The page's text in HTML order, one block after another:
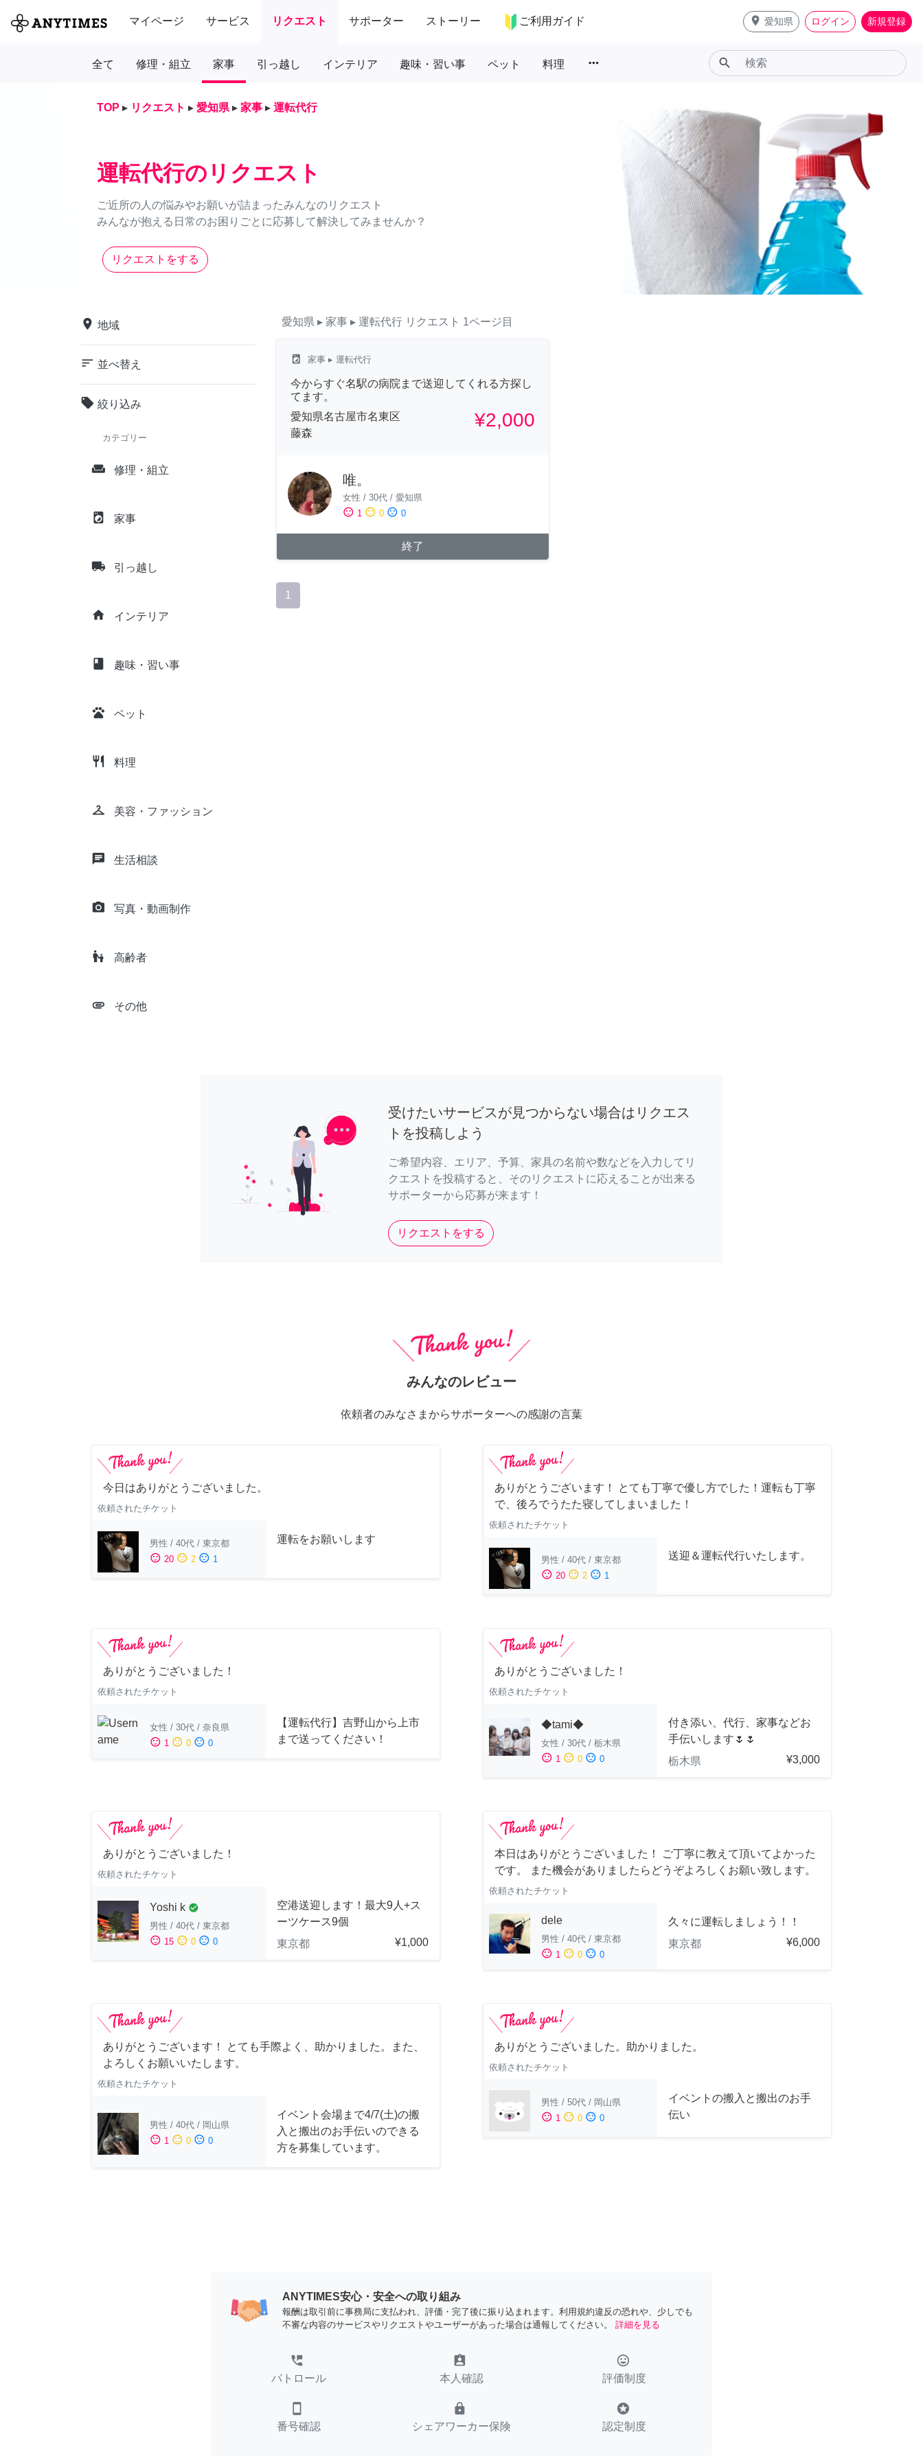
マイページ サービス リクエスト サポーター ストーリー ご利用ガイド place 愛知県 ログイン 新規登録
全て 修理・組立 家事 引っ越し インテリア 趣味・習い事 ペット 料理 more_horiz search
TOP ▸ リクエスト ▸ 愛知県 ▸ 家事 ▸ 運転代行
運転代行のリクエスト
ご近所の人の悩みやお願いが詰まったみんなのリクエスト
みんなが抱える日常のお困りごとに応募して解決してみませんか？
リクエストをする
place 地域
sort 並べ替え
local_offer 絞り込み
カテゴリー
weekend 修理・組立
local_laundry_service 家事
local_shipping 引っ越し
home インテリア
class 趣味・習い事
pets ペット
restaurant 料理
checkroom 美容・ファッション
chat 生活相談
camera_alt 写真・動画制作
escalator_warning 高齢者
attachment その他
愛知県 ▸ 家事 ▸ 運転代行 リクエスト 1ページ目
local_laundry_service 家事 ▸ 運転代行
今からすぐ名駅の病院まで送迎してくれる方探し
てます。
愛知県名古屋市名東区
藤森
¥2,000
唯。
女性 / 30代 / 愛知県
sentiment_satisfied 1 sentiment_neutral 0 sentiment_dissatisfied 0
終了
1
受けたいサービスが見つからない場合はリクエス
トを投稿しよう
ご希望内容、エリア、予算、家具の名前や数などを入力してリ
クエストを投稿すると、そのリクエストに応えることが出来る
サポーターから応募が来ます！
リクエストをする
みんなのレビュー
依頼者のみなさまからサポーターへの感謝の言葉
今日はありがとうございました。
依頼されたチケット
男性 / 40代 / 東京都
sentiment_satisfied 20 sentiment_neutral 2 sentiment_dissatisfied 1
運転をお願いします
ありがとうございます！ とても丁寧で優し方でした！運転も丁寧
で、後ろでうたた寝してしまいました！
依頼されたチケット
男性 / 40代 / 東京都
sentiment_satisfied 20 sentiment_neutral 2 sentiment_dissatisfied 1
送迎＆運転代行いたします。
ありがとうございました！
依頼されたチケット
女性 / 30代 / 奈良県
sentiment_satisfied 1 sentiment_neutral 0 sentiment_dissatisfied 0
【運転代行】吉野山から上市
まで送ってください！
ありがとうございました！
依頼されたチケット
◆tami◆
女性 / 30代 / 栃木県
sentiment_satisfied 1 sentiment_neutral 0 sentiment_dissatisfied 0
付き添い、代行、家事などお
手伝いします🌷🌷
栃木県
¥3,000
ありがとうございました！
依頼されたチケット
Yoshi k check_circle
男性 / 40代 / 東京都
sentiment_satisfied 15 sentiment_neutral 0 sentiment_dissatisfied 0
空港送迎します！最大9人+ス
ーツケース9個
東京都
¥1,000
本日はありがとうございました！ ご丁寧に教えて頂いてよかった
です。 また機会がありましたらどうぞよろしくお願い致します。
依頼されたチケット
dele
男性 / 40代 / 東京都
sentiment_satisfied 1 sentiment_neutral 0 sentiment_dissatisfied 0
久々に運転しましょう！！
東京都
¥6,000
ありがとうございます！ とても手際よく、助かりました。また、
よろしくお願いいたします。
依頼されたチケット
男性 / 40代 / 岡山県
sentiment_satisfied 1 sentiment_neutral 0 sentiment_dissatisfied 0
イベント会場まで4/7(土)の搬
入と搬出のお手伝いのできる
方を募集しています。
ありがとうございました。助かりました。
依頼されたチケット
男性 / 50代 / 岡山県
sentiment_satisfied 1 sentiment_neutral 0 sentiment_dissatisfied 0
イベントの搬入と搬出のお手
伝い
ANYTIMES安心・安全への取り組み
報酬は取引前に事務局に支払われ、評価・完了後に振り込まれます。利用規約違反の恐れや、少しでも
不審な内容のサービスやリクエストやユーザーがあった場合は通報してください。
詳細を見る
perm_phone_msg
パトロール
assignment_ind
本人確認
tag_faces
評価制度
smartphone
番号確認
lock
シェアワーカー保険
stars
認定制度